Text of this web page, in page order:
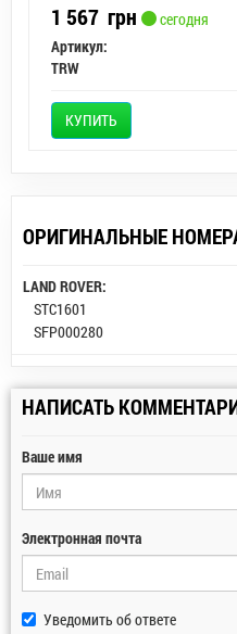
1 567 грн
сегодня
Артикул:
TRW
КУПИТЬ
ОРИГИНАЛЬНЫЕ
LAND ROVER:
STC1601
SFP000280
НАПИСАТЬ
Ваше имя
Электронная почта
Уведомить об ответе